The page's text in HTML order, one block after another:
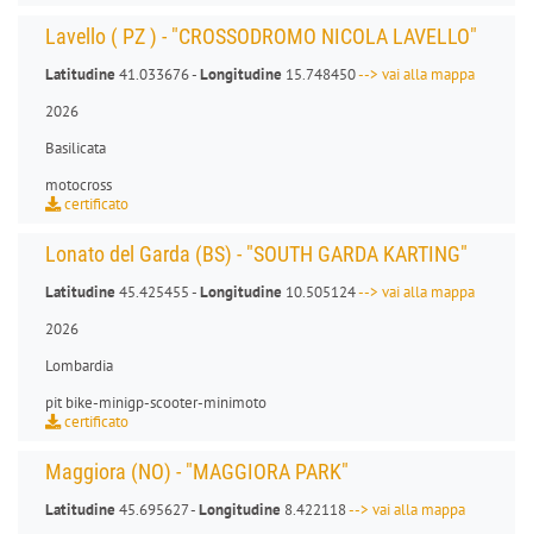
Lavello ( PZ ) - "CROSSODROMO NICOLA LAVELLO"
Latitudine41.033676 -Longitudine 15.748450--> vai alla mappa
2026
Basilicata
motocross
certificato
Lonato del Garda (BS) - "SOUTH GARDA KARTING"
Latitudine45.425455 -Longitudine 10.505124--> vai alla mappa
2026
Lombardia
pit bike-minigp-scooter-minimoto
certificato
Maggiora (NO) - "MAGGIORA PARK"
Latitudine45.695627 -Longitudine 8.422118--> vai alla mappa